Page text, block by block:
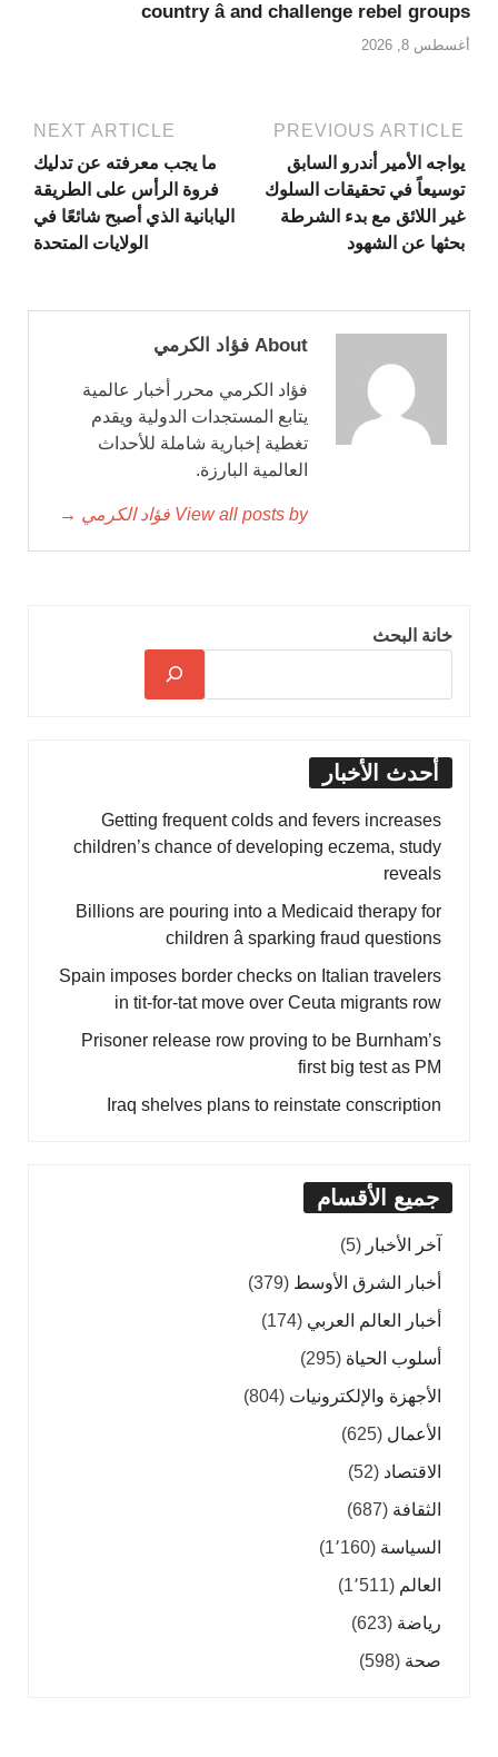
country â and challenge rebel groups
أغسطس 8, 2026
PREVIOUS ARTICLE
يواجه الأمير أندرو السابق
توسيعاً في تحقيقات السلوك
غير اللائق مع بدء الشرطة
بحثها عن الشهود
NEXT ARTICLE
ما يجب معرفته عن تدليك
فروة الرأس على الطريقة
اليابانية الذي أصبح شائعًا في
الولايات المتحدة
About فؤاد الكرمي
فؤاد الكرمي محرر أخبار عالمية
يتابع المستجدات الدولية ويقدم
تغطية إخبارية شاملة للأحداث
العالمية البارزة.
View all posts by فؤاد الكرمي →
خانة البحث
أحدث الأخبار
Getting frequent colds and fevers increases
children’s chance of developing eczema, study
reveals
Billions are pouring into a Medicaid therapy for
children â sparking fraud questions
Spain imposes border checks on Italian travelers
in tit-for-tat move over Ceuta migrants row
Prisoner release row proving to be Burnham’s
first big test as PM
Iraq shelves plans to reinstate conscription
جميع الأقسام
آخر الأخبار (5)
أخبار الشرق الأوسط (379)
أخبار العالم العربي (174)
أسلوب الحياة (295)
الأجهزة والإلكترونيات (804)
الأعمال (625)
الاقتصاد (52)
الثقافة (687)
السياسة (1٬160)
العالم (1٬511)
رياضة (623)
صحة (598)